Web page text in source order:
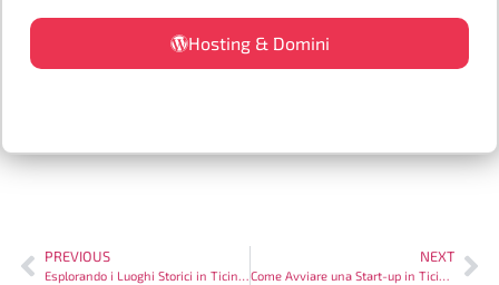
Hosting & Domini
PREVIOUS
Esplorando i Luoghi Storici in Ticino: Un Viaggio nel Tempo
NEXT
Come Avviare una Start-up in Ticino: Guida Completa